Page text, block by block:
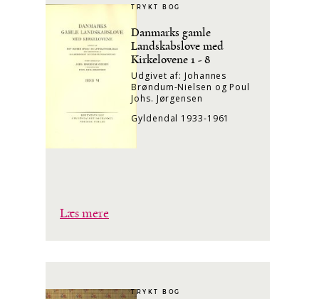
TRYKT BOG
Danmarks gamle
Landskabslove med
Kirkelovene 1 - 8
Udgivet af: Johannes
Brøndum-Nielsen og Poul
Johs. Jørgensen
Gyldendal 1933-1961
Læs mere
TRYKT BOG